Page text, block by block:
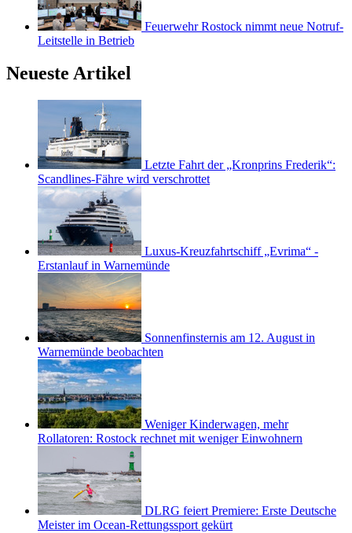
Feuerwehr Rostock nimmt neue Notruf-
Leitstelle in Betrieb
Neueste Artikel
Letzte Fahrt der „Kronprins Frederik“:
Scandlines-Fähre wird verschrottet
Luxus-Kreuzfahrtschiff „Evrima“ -
Erstanlauf in Warnemünde
Sonnenfinsternis am 12. August in
Warnemünde beobachten
Weniger Kinderwagen, mehr
Rollatoren: Rostock rechnet mit weniger Einwohnern
DLRG feiert Premiere: Erste Deutsche
Meister im Ocean-Rettungssport gekürt